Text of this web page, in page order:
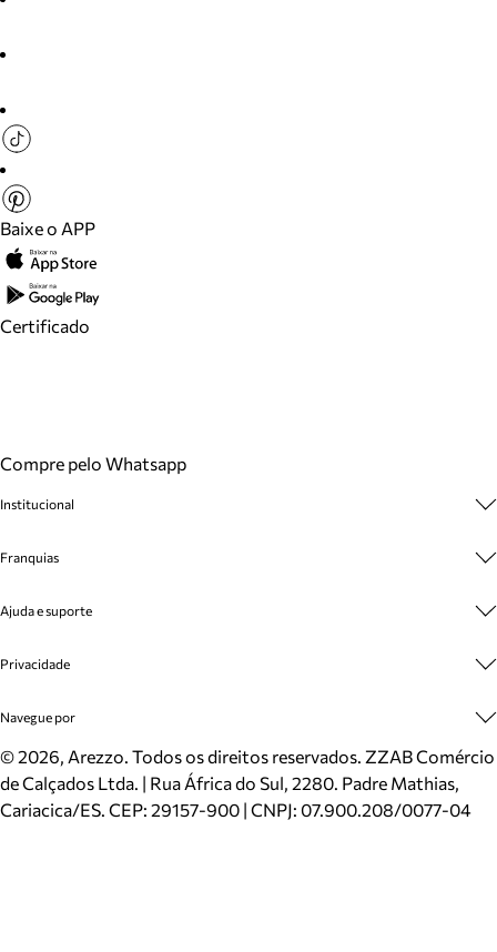
Baixe o APP
Certificado
Compre pelo Whatsapp
Institucional
Cashback
Venda Corporativa
Mapa do Site
Inverno
Mundo Arezzo
Franquias
Plano de Negócio
Ajuda e suporte
Cadastro
Meus Pedidos
Trocas e Devoluções
Cartão Presente
Localizador de lojas
Privacidade
Politica e Privacidade
Navegue por
Sapatos
Bolsas
Scarpins
©2026, Arezzo. Todos os direitos reservados. ZZAB Comércio
de Calçados Ltda. | Rua África do Sul, 2280. Padre Mathias,
Cariacica/ES. CEP: 29157-900 | CNPJ: 07.900.208/0077-04